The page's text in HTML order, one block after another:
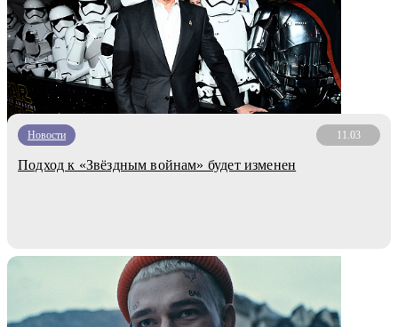
Новости 11.03
Подход к «Звёздным войнам» будет изменен